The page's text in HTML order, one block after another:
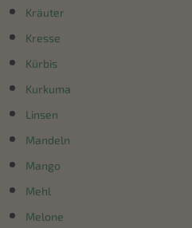
Kräuter
Kresse
Kürbis
Kurkuma
Linsen
Mandeln
Mango
Mehl
Melone